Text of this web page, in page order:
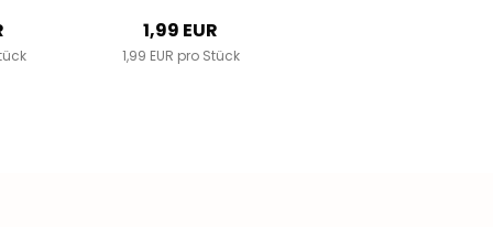
++
Farbauswahl...
1,99 EUR
1,99 EUR pro Stück